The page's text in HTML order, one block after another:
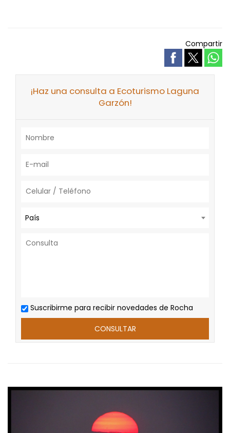
Compartir
¡Haz una consulta a Ecoturismo Laguna
Garzón!
País
Suscribirme para recibir novedades de Rocha